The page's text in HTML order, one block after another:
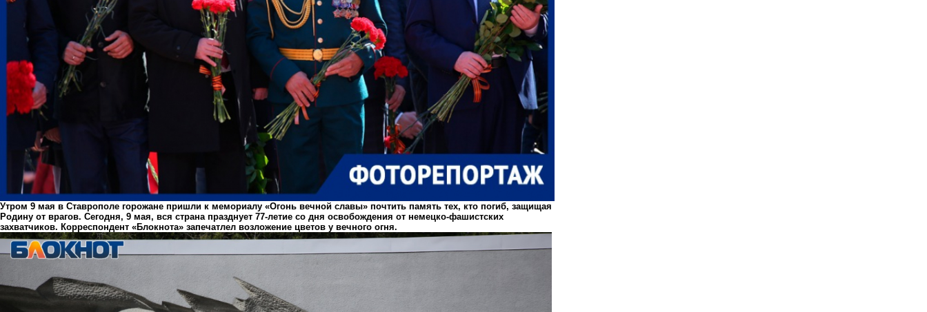
Утром 9 мая в Ставрополе горожане пришли к мемориалу «Огонь вечной славы» почтить память тех, кто погиб, защищая
Родину от врагов. Сегодня, 9 мая, вся страна празднует 77-летие со дня освобождения от немецко-фашистских
захватчиков. Корреспондент «Блокнота» запечатлел возложение цветов у вечного огня.